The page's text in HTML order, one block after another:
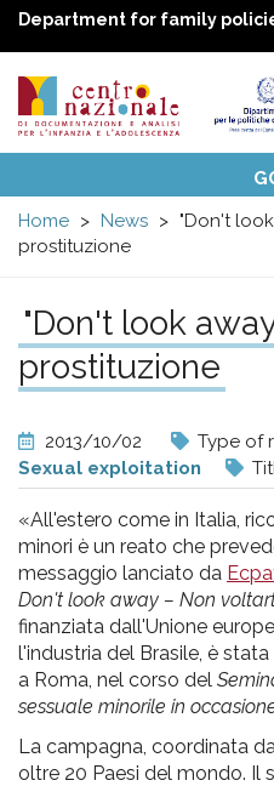
Department for family
Centro
di
e
analisi
pr
l'infanzia
e
menuTopics
Activities
UN Convention
National Observatories
Home
News
"Don't
prostituzione
"Don't look
prostituzione
2013/10/02 Type of
Sexual exploitation
«All'estero come in Italia,
minori è un reato che
messaggio lanciato da
Don't look away – Non
finanziata dall'Unione
l'industria del Brasile, è
a Roma, nel corso del
sessuale minorile in
La campagna, coordinata
oltre 20 Paesi del mondo. Il